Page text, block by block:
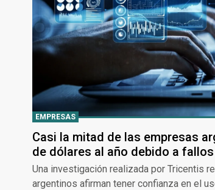
EMPRESAS
Casi la mitad de las empresas
de dólares al año debido a
Una investigación realizada por Tricentis
argentinos afirman tener confianza en el